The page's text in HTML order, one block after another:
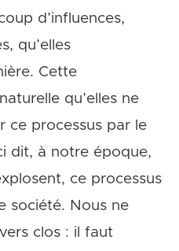
d’influences,
qu’elles
Cette
qu’elles ne
ce processus par le
dit, à notre époque,
ce processus
société. Nous ne
clos : il faut